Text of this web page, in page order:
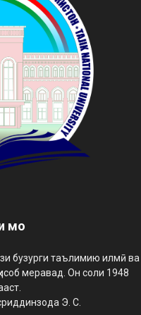
мо
бузурги таълимию илмӣ ва
меравад. Он соли 1948
Э. С.